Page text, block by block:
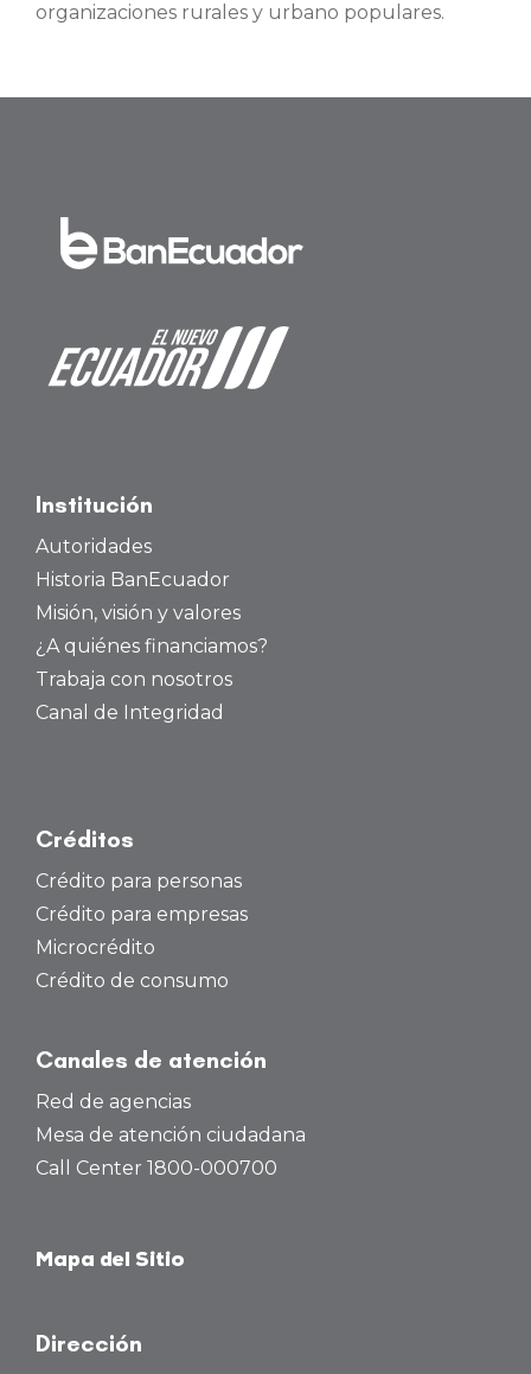
organizaciones rurales y urbano populares.
Institución
Autoridades
Historia BanEcuador
Misión, visión y valores
¿A quiénes financiamos?
Trabaja con nosotros
Canal de Integridad
Créditos
Crédito para personas
Crédito para empresas
Microcrédito
Crédito de consumo
Canales de atención
Red de agencias
Mesa de atención ciudadana
Call Center 1800-000700
Mapa del Sitio
Dirección